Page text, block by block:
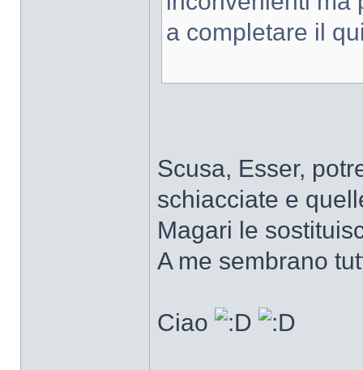
a completare il
Scusa, Esser,
schiacciate e
Magari le
A me sembrano
Ciao